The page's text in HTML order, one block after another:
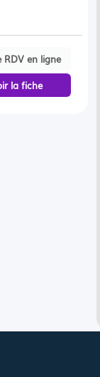
RDV en ligne
la fiche